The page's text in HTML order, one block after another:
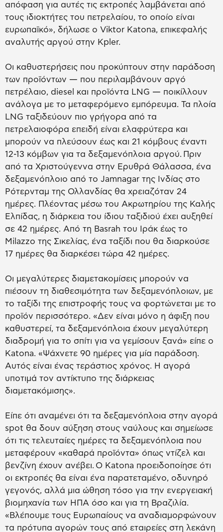
απόφαση για αυτές τις εκτροπές λαμβάνεται από
τους ιδιοκτήτες του πετρελαίου, το οποίο είναι
ευρωπαϊκό», δήλωσε ο Viktor Katona, επικεφαλής
αναλυτής αργού στην Kpler.
Οι καθυστερήσεις που προκύπτουν στην παράδοση
των προϊόντων — που περιλαμβάνουν αργό
πετρέλαιο, diesel και προϊόντα LNG — ποικίλλουν
ανάλογα με το μεταφερόμενο εμπόρευμα. Τα πλοία
LNG ταξιδεύουν πιο γρήγορα από τα
πετρελαιοφόρα επειδή είναι ελαφρύτερα και
μπορούν να πλεύσουν έως και 21 κόμβους έναντι
12-13 κόμβων για τα δεξαμενόπλοια αργού. Πριν
από τα Χριστούγεννα στην Ερυθρά Θάλασσα, ένα
δεξαμενόπλοιο από το Jamnagar της Ινδίας στο
Ρότερνταμ της Ολλανδίας θα χρειαζόταν 24
ημέρες. Πλέοντας μέσω του Ακρωτηρίου της Καλής
Ελπίδας, η διάρκεια του ίδιου ταξιδιού έχει αυξηθεί
σε 42 ημέρες. Από τη Basrah του Ιράκ έως το
Milazzo της Σικελίας, ένα ταξίδι που θα διαρκούσε
17 ημέρες θα διαρκέσει τώρα 42 ημέρες.
Οι μεγαλύτερες διαμετακομίσεις μπορούν να
πιέσουν τη διαθεσιμότητα των δεξαμενόπλοιων, με
το ταξίδι της επιστροφής τους να φορτώνεται με το
προϊόν περισσότερο. «Δεν είναι μόνο η άφιξη που
καθυστερεί, τα δεξαμενόπλοια έχουν μεγαλύτερη
διαδρομή για το σπίτι για να γεμίσουν ξανά» είπε ο
Katona. «Ψάχνετε 90 ημέρες για μία παράδοση.
Αυτός είναι ένας τεράστιος χρόνος. Η αγορά
υποτιμά τον αντίκτυπο της διάρκειας
διαμετακόμισης».
Είπε ότι αναμένει ότι τα δεξαμενόπλοια στην αγορά
spot θα δουν αύξηση στους ναύλους και σημείωσε
ότι τις τελευταίες ημέρες τα δεξαμενόπλοια που
μεταφέρουν «καθαρά προϊόντα» όπως ντίζελ και
βενζίνη έχουν ανέβει. Ο Katona προειδοποίησε ότι
οι εκτροπές θα είναι ένα παρατεταμένο, οδυνηρό
γεγονός, αλλά μια ώθηση τόσο για την ενεργειακή
βιομηχανία των ΗΠΑ όσο και για τη Βραζιλία.
«Βλέπουμε τους Ευρωπαίους να αναδιαμορφώνουν
τα πρότυπα αγορών τους από εταιρείες στη λεκάνη